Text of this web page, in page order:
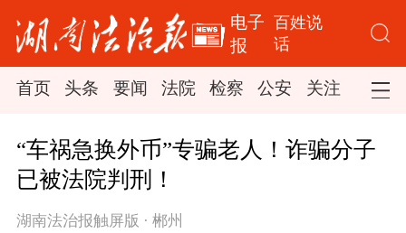
电子
报
百姓说
话
首页 头条 要闻 法院 检察 公安 关注 司法
“车祸急换外币”专骗老人！诈骗分子
已被法院判刑！
湖南法治报触屏版 · 郴州